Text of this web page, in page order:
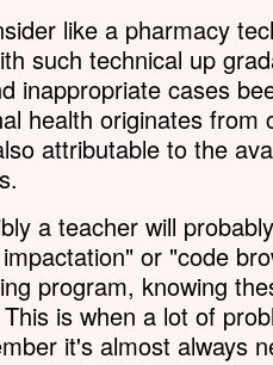
like a pharmacy
such technical up
inappropriate cases
health originates from
attributable to the
a teacher will
or "code
program, knowing
is when a lot of
it's almost always